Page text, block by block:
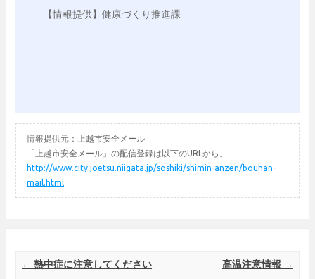
【情報提供】健康づくり推進課
情報提供元：上越市安全メール
「上越市安全メール」の配信登録は以下のURLから。
http://www.city.joetsu.niigata.jp/soshiki/shimin-anzen/bouhan-
mail.html
Post navigation
← 熱中症に注意してください 高温注意情報 →